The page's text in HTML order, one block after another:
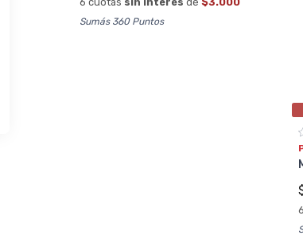
Sumás 360 Puntos